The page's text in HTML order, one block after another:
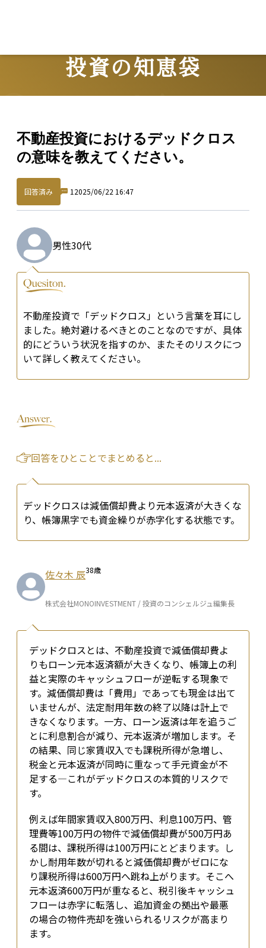
投資の知恵袋
不動産投資におけるデッドクロス
の意味を教えてください。
回答済み 1 2025/06/22 16:47
男性30代
不動産投資で「デッドクロス」という言葉を耳にし
ました。絶対避けるべきとのことなのですが、具体
的にどういう状況を指すのか、またそのリスクにつ
いて詳しく教えてください。
回答をひとことでまとめると...
デッドクロスは減価償却費より元本返済が大きくな
り、帳簿黒字でも資金繰りが赤字化する状態です。
佐々木 辰38歳
株式会社MONOINVESTMENT / 投資のコンシェルジュ編集長
デッドクロスとは、不動産投資で減価償却費よ
りもローン元本返済額が大きくなり、帳簿上の利
益と実際のキャッシュフローが逆転する現象で
す。減価償却費は「費用」であっても現金は出て
いませんが、法定耐用年数の終了以降は計上で
きなくなります。一方、ローン返済は年を追うご
とに利息割合が減り、元本返済が増加します。そ
の結果、同じ家賃収入でも課税所得が急増し、
税金と元本返済が同時に重なって手元資金が不
足する―これがデッドクロスの本質的リスクで
す。
例えば年間家賃収入800万円、利息100万円、管
理費等100万円の物件で減価償却費が500万円あ
る間は、課税所得は100万円にとどまります。し
かし耐用年数が切れると減価償却費がゼロにな
り課税所得は600万円へ跳ね上がります。そこへ
元本返済600万円が重なると、税引後キャッシュ
フローは赤字に転落し、追加資金の拠出や最悪
の場合の物件売却を強いられるリスクが高まり
ます。